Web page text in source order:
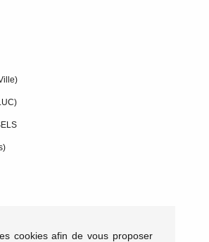
cookies afin de vous proposer